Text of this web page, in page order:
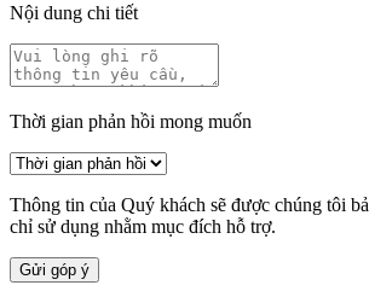
Nội dung chi tiết
Thời gian phản hồi mong muốn
Thông tin của Quý khách sẽ được chúng tôi
chỉ sử dụng nhằm mục đích hỗ trợ.
Gửi góp ý